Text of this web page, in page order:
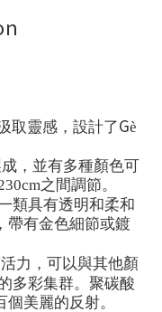
取靈感，設計了Gè
，並有多種顏色可
之間調節。
類具有透明和柔和
帶有金色細節或鍍
力，可以與其他顏
多彩集群。聚碳酸
個美麗的反射。